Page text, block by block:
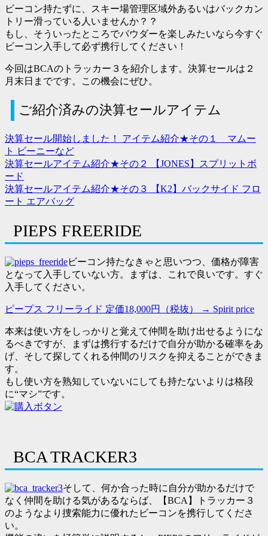
日
ビーコン持たずに、スキー場管理区域外あるいはバックカン
トリー滑っている人いませんか？？
もし、そういったところでパウダーを楽しみたいなら今すぐ
ビーコン入手して必ず携行してください！
今回はBCAのトラッカー３を紹介します。決算セールは２
月末日までです。この機会にぜひ。
ご紹介済みの決算セールアイテム
決算セール開始しました！ アイテム紹介★その１ マムー
ト ビーニーなど
決算セールアイテム紹介★その２ 【JONES】スプリットボ
ード
決算セールアイテム紹介★その３ 【K2】バックサイド フロ
ート エアバッグ
PIEPS FREERIDE
ビーコン持たなきゃと思いつつ、価格が障害
となって入手していない方。まずは、これで良いです。すぐ
入手してください。
ピープス フリーライド 定価18,000円（税抜） → Spirit price
本来は使い方をしっかりと覚えて仲間を助け出せるようにな
るべきですが、まずは携行するだけで自分が助かる確率をあ
げ、そして探してくれる仲間のリスクを抑えることができま
す。
もし使い方を熟知していないにしても持たないよりは格段
に“マシ”です。
BCA TRACKER3
そして、何か合った時に自分が助かるだけで
なく仲間を助ける気があるならば、【BCA】トラッカー３
のようなより捜索能力に優れたビーコンを携行してくださ
い。